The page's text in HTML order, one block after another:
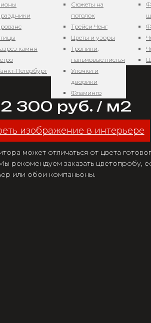
камня
Петербург
Сюжеты на
потолок
Трейси Ченг
Цветы и узоры
Тропики,
пальмовые листья
Улочки и
дворики
Фламинго
1
2 300 руб. / м2
изображение в интерьере
может отличаться от цвета
рекомендуем заказать цветопробу,
или обои компаньоны.